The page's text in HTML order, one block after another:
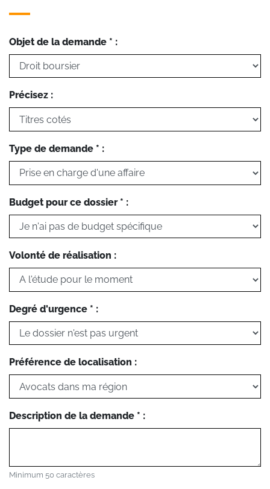
Objet de la demande * :
Précisez :
Type de demande * :
Budget pour ce dossier * :
Volonté de réalisation :
Degré d'urgence * :
Préférence de localisation :
Description de la demande * :
Minimum 50 caractères